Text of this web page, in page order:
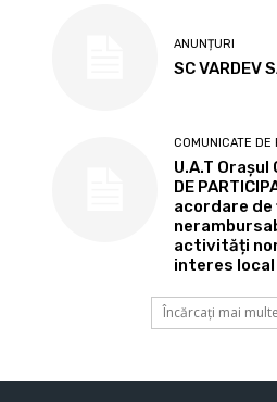
ANUNȚURI
SC VARDEV
COMUNICATE DE
U.A.T Orașul
DE
acordare de
activități
interes local
Încărcați mai multe